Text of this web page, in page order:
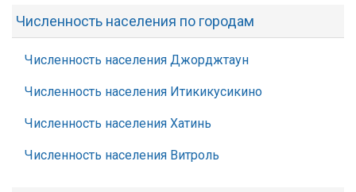
Численность населения по городам
Численность населения Джорджтаун
Численность населения Итикикусикино
Численность населения Хатинь
Численность населения Витроль